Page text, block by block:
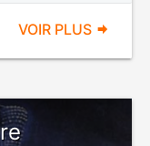
VOIR PLUS